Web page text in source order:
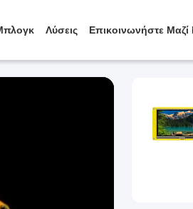
Λύσεις Επικοινωνήστε